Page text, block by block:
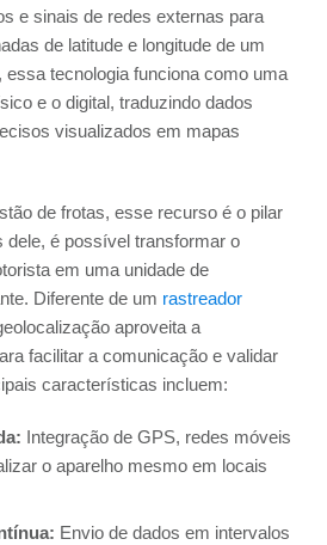
e sinais de redes externas para
de latitude e longitude de um
tecnologia funciona como uma
e o digital, traduzindo dados
visualizados em mapas
de frotas, esse recurso é o pilar
dele, é possível transformar o
em uma unidade de
Diferente de um rastreador
aproveita a
facilitar a comunicação e validar
características incluem:
Integração de GPS, redes móveis
o aparelho mesmo em locais
Envio de dados em intervalos